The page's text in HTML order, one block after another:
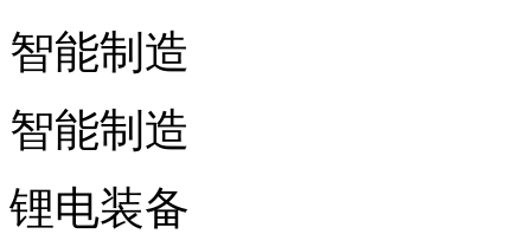
智能制造
智能制造
锂电装备